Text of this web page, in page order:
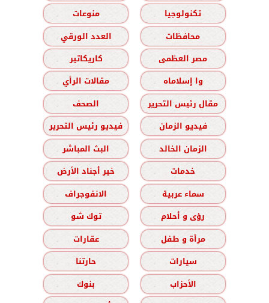
تكنولوجيا
منوعات
محافظات
العدد الورقي
مصر العظمى
كاريكاتير
وا إسلاماه
مقالات الرأي
مقال رئيس التحرير
الصحف
فيديو الزمان
فيديو رئيس التحرير
الزمان الخالد
البث المباشر
خدمات
خير أجناد الأرض
سماء عربية
الانفوجراف
رؤى و أحلام
توك شو
مرأة و طفل
عقارات
سيارات
حارتنا
الأحزاب
بنوك